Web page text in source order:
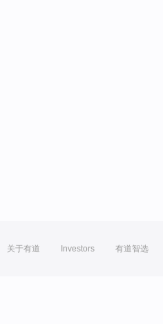
关于有道 Investors 有道智选